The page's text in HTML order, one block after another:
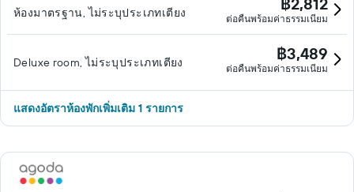
ห้องมาตรฐาน, ไม่ระบุประเภทเตียง ต่อคืนพร้อมค่าธรรมเนียม
Deluxe room, ไม่ระบุประเภทเตียง ฿3,489
ต่อคืนพร้อมค่าธรรมเนียม
แสดงอัตราห้องพักเพิ่มเติม 1 รายการ